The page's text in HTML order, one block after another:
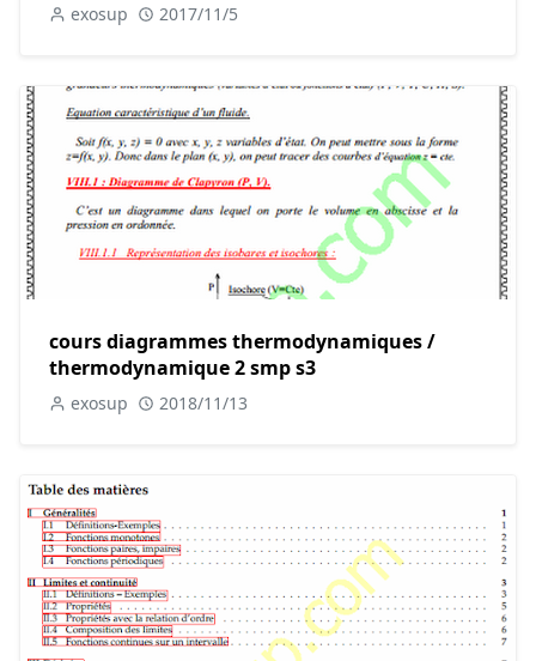
exosup 2017/11/5
cours diagrammes thermodynamiques /
thermodynamique 2 smp s3
exosup 2018/11/13